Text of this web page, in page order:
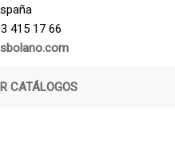
415 17 66
CATÁLOGOS